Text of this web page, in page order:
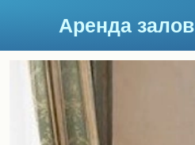
Аренда залов
Москва